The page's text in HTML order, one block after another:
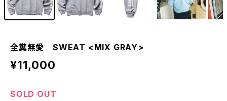
全糞無愛 SWEAT <MIX GRAY>
¥11,000
SOLD OUT